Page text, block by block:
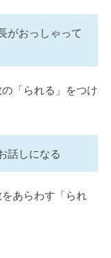
おっしゃって
「られる」をつけ
話しになる
をあらわす「られ